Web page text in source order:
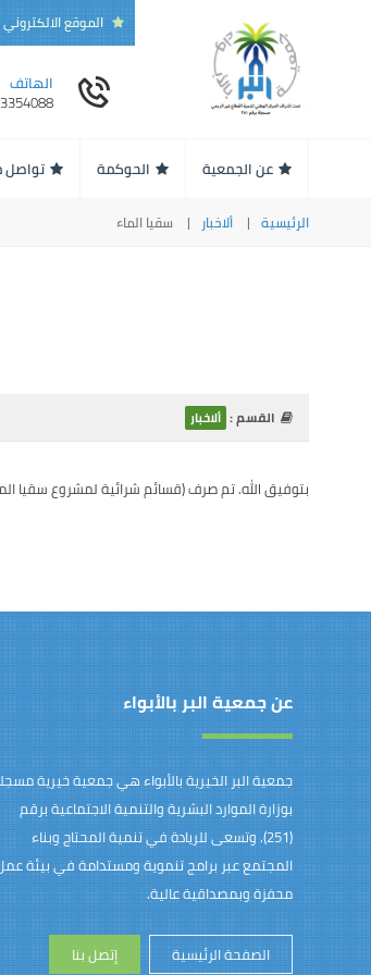
الموقع
الهاتف
عن الجمعية الحوكمة تواصل
الرئيسية ألاخبار سقيا الماء
القسم : ألاخبار
بتوفيق الله. تم صرف (قسائم شرائية لمشروع سقيا
عن جمعية البر بالأبواء
جمعية البر الخيرية بالأبواء هي جمعية خيرية
بوزارة الموارد البشرية والتنمية الاجتماعية برقم
(251). وتسعى للريادة في تنمية المحتاج وبناء
المجتمع عبر برامج تنموية ومستدامة في بيئة
محفزة وبمصداقية عالية.
الصفحة الرئيسية إتصل بنا